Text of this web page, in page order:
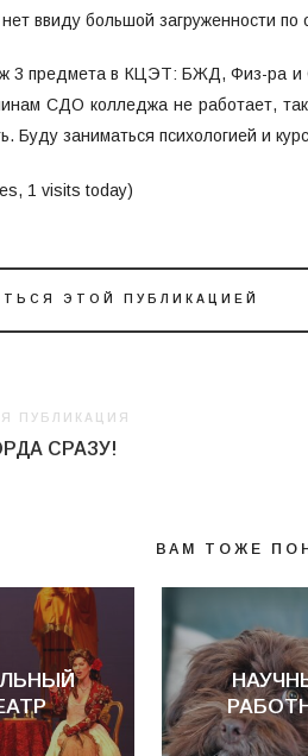
ввиду большой загруженности по
3 предмета в КЦЭТ: БЖД, Физ-ра и
СДО колледжа не работает,
Буду заниматься психологией и
1 visits today)
ЭТОЙ ПУБЛИКАЦИЕЙ
ПУБЛИКАЦИЯ
СРАЗУ!
ВАМ ТОЖЕ